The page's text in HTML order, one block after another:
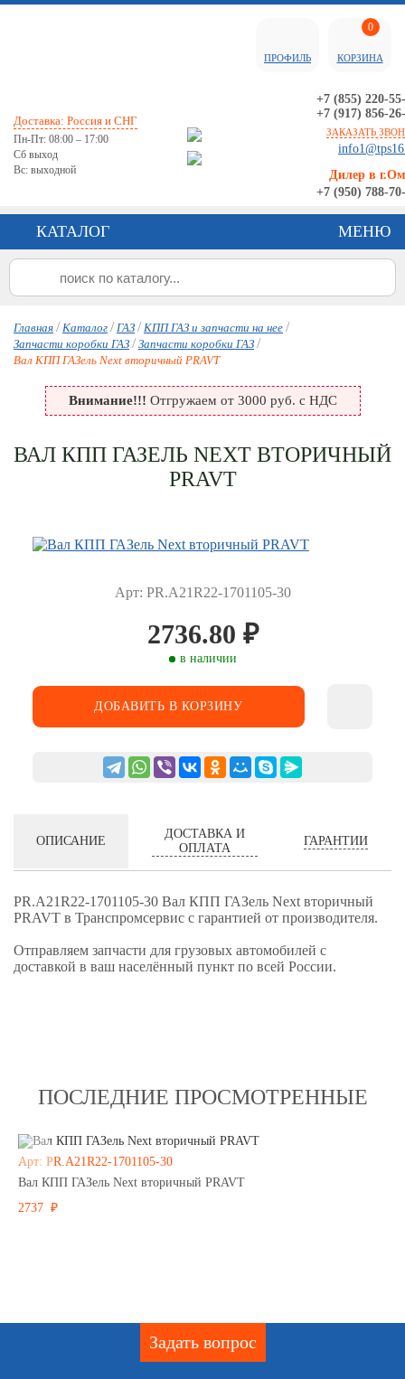
Доставка: Россия и СНГ
Пн-Пт: 08:00 – 17:00
Сб выход
Вс: выходной
+7 (855) 220-
+7 (917) 856-
ЗАКАЗАТЬ
Дилер в
+7 (950) 788-
ПРОФИЛЬ
0
КОРЗИНА
КАТАЛОГ МЕНЮ
Главная / Каталог / ГАЗ / КПП ГАЗ и запчасти на нее /
Запчасти коробки ГАЗ / Запчасти коробки ГАЗ /
Вал КПП ГАЗель Next вторичный PRAVT
Внимание!!! Отгружаем от 3000 руб. с НДС
ВАЛ КПП ГАЗЕЛЬ NEXT ВТОРИЧНЫЙ
PRAVT
Арт: PR.А21R22-1701105-30
2736.80 ₽
в наличии
ДОБАВИТЬ В КОРЗИНУ
ОПИСАНИЕ
ДОСТАВКА И
ОПЛАТА
ГАРАНТИИ
PR.А21R22-1701105-30 Вал КПП ГАЗель Next вторичный
PRAVT в Транспромсервис с гарантией от производителя.
Отправляем запчасти для грузовых автомобилей с
доставкой в ваш населённый пункт по всей России.
ПОСЛЕДНИЕ ПРОСМОТРЕННЫЕ
Арт: PR.А21R22-1701105-30
Вал КПП ГАЗель Next вторичный PRAVT
2737 ₽
Задать вопрос